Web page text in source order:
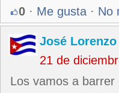
0 · Me gusta · No
José
21 de
Los vamos a